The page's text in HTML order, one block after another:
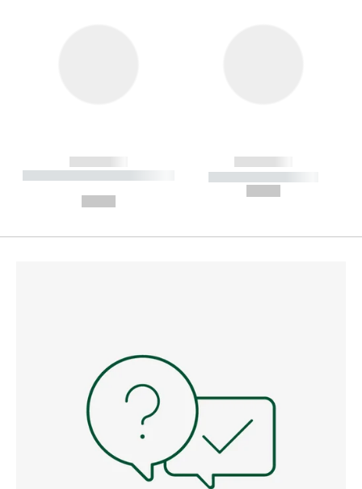
------------
----------- ----------- --------
------------
----------- -----------